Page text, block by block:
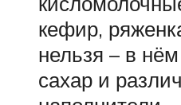
кефир,
нельзя – в
сахар и